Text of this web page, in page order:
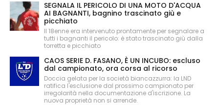
SEGNALA IL PERICOLO DI UNA MOTO D'ACQUA
AI BAGNANTI, bagnino trascinato giù e
picchiato
Il 18enne era intervenuto prontamente per segnalare a
tutti i bagnanti il pericolo: è stato trascinato giù dalla
torretta e picchiato
CAOS SERIE D. FASANO, È UN INCUBO: escluso
dal campionato, ora corsa al ricorso
Doccia gelata per la società biancazzurra: la LND
ratifica l'esclusione dal prossimo campionato per
irregolarità nella documentazione d'iscrizione. La
nuova proprietà non si arrende.